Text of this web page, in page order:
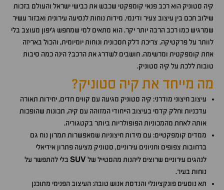
קיה סטוניק הוא רכב פנאי קומפקטי שכבש את כבישי ישראל והעולם בזכות
שילוב חכם בין עיצוב צעיר ודינמי, מידות נוחות לנסיעה עירונית ואבזור עשיר
שמרגיש כמו רכב הרבה יותר יקר. הוא מתאים למי שמחפש ג'יפון מעוצב בלי
לוותר על פרקטיקה, צריכת דלק חסכונית ונוחות יומיומית, והכול באריזה
אחת קומפקטית ומרשימה. חושבים לשדרג את הרכב? הינה כמה סיבות
טובות ללכת על קיה סטוניק.
מה מייחד את קיה סטוניק?
עיצוב חיצוני מודרני: קיה סטוניק מגיעה עם קווים חדים, יחידות תאורה
עדכניות וחלק קדמי בעיצוב הייחודי המזוהה עם קיה, תכונות שהופכות
אותה לאחת מהמכוניות הפופולריות ביותר בקטגוריה.
ממדים קומפקטיים: עם מידות חיצוניות שמאפשרות תמרון נוח גם
ברחובות צפופים וחניונים עירוניים, סטוניק מציעה פתרון אידיאלי
לנהגים עירוניים שרוצים ליהנות מהסטייל של SUV בלי להתפשר על
נוחות בעיר.
תא נוסעים פונקציונלי והנדסת אנוש טובה: העיצוב הפנימי מתוכנן